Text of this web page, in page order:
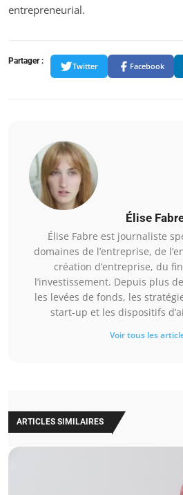
entrepreneurial.
Partager :
Twitter Facebook
Élise
Élise Fabre est journaliste
domaines de l’entreprise, de
création d’entreprise, du
l’investissement. Depuis plus
les levées de fonds, les
start-up et les dispositifs
Voir tous les
ARTICLES SIMILAIRES